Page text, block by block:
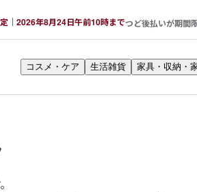
｜2026年8月24日午前10時までつど後払いが期間
コスメ・ケア 生活雑貨 家具・収納・